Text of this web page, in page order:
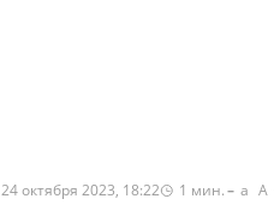
24 октября 2023, 18:22 1 мин. a A